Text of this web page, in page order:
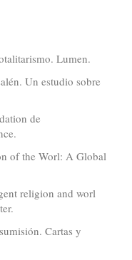
Lumen.
Un estudio sobre
de
of the Worl: A Global
religion and worl
Cartas y